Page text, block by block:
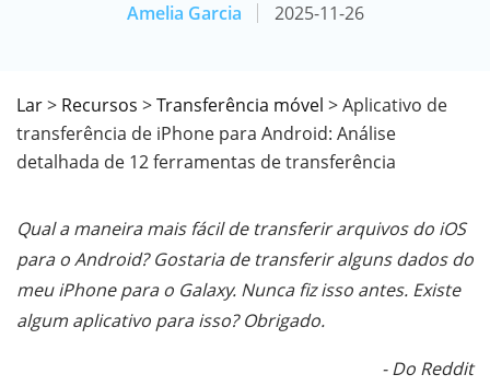
Amelia Garcia 2025-11-26
Lar> Recursos >Transferência móvel > Aplicativo de
transferência de iPhone para Android: Análise
detalhada de 12 ferramentas de transferência
Qual a maneira mais fácil de transferir arquivos do iOS
para o Android? Gostaria de transferir alguns dados do
meu iPhone para o Galaxy. Nunca fiz isso antes. Existe
algum aplicativo para isso? Obrigado.
- Do Reddit